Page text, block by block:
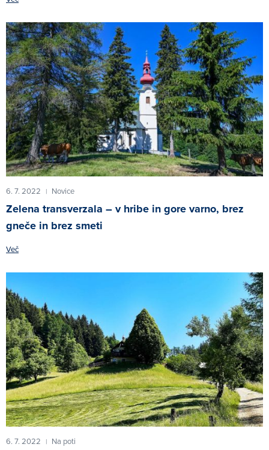
6. 7. 2022 | Novice
Zelena transverzala – v hribe in gore varno, brez
gneče in brez smeti
Več
6. 7. 2022 | Na poti